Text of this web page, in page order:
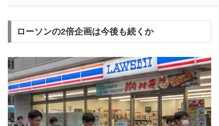
ローソンの2倍企画は今後も続くか